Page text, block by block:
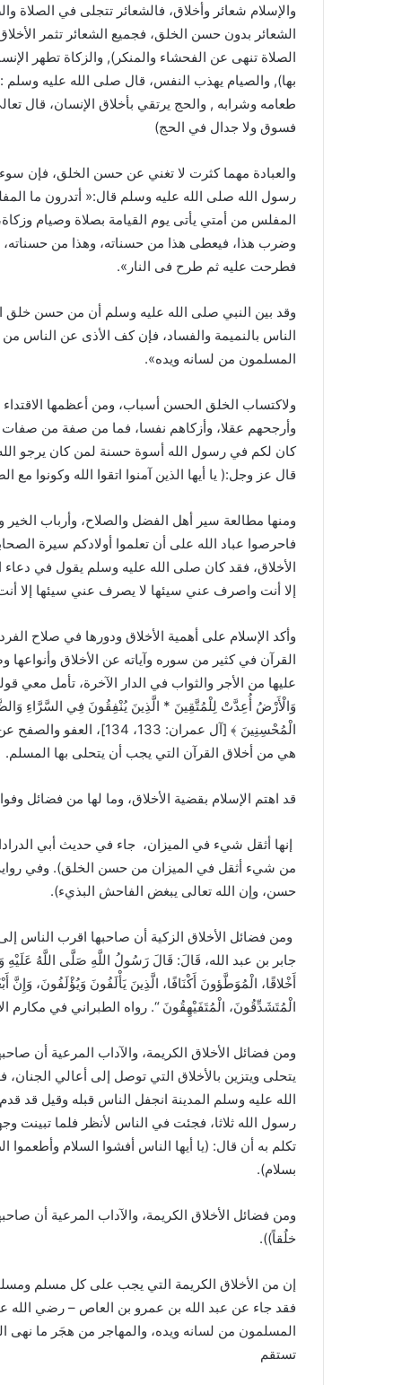
والإسلام شعائر وأخلاق، فالشعائر تتجلى في الصلاة
الشعائر بدون حسن الخلق، فجميع الشعائر تثمر
الصلاة تنهى عن الفحشاء والمنكر), والزكاة تطهر
بها), والصيام يهذب النفس، قال صلى الله عليه
طعامه وشرابه , والحج يرتقي بأخلاق الإنسان، قال
فسوق ولا جدال في الحج)
والعبادة مهما كثرت لا تغني عن حسن الخلق، فإن
رسول الله صلى الله عليه وسلم قال:« أتدرون ما
المفلس من أمتي يأتى يوم القيامة بصلاة وصيام
وضرب هذا، فيعطى هذا من حسناته، وهذا من
فطرحت عليه ثم طرح فى النار».
وقد بين النبي صلى الله عليه وسلم أن من حسن خلق
الناس بالنميمة والفساد، فإن كف الأذى عن الناس
المسلمون من لسانه ويده».
ولاكتساب الخلق الحسن أسباب، ومن أعظمها
وأرجحهم عقلا، وأزكاهم نفسا، فما من صفة من صفات
كان لكم في رسول الله أسوة حسنة لمن كان يرجو الله
قال عز وجل:( يا أيها الذين آمنوا اتقوا الله وكونوا مع
ومنها مطالعة سير أهل الفضل والصلاح، وأرباب الخير
فاحرصوا عباد الله على أن تعلموا أولادكم سيرة
الأخلاق، فقد كان صلى الله عليه وسلم يقول في دعاء
إلا أنت واصرف عني سيئها لا يصرف عني سيئها إلا
وأكد الإسلام على أهمية الأخلاق ودورها في صلاح
القرآن في كثير من سوره وآياته عن الأخلاق
عليها من الأجر والثواب في الدار الآخرة، تأمل
وَالْأَرْضُ أُعِدَّتْ لِلْمُتَّقِينَ * الَّذِينَ يُنْفِقُونَ فِي السَّرَّاءِ
الْمُحْسِنِينَ ﴾ [آل عمران:
هي من أخلاق القرآن التي يجب أن يتحلى بها المسلم.
قد اهتم الإسلام بقضية الأخلاق، وما لها من فضائل
إنها أثقل شيء في الميزان، جاء في حديث أبي
من شيء أثقل في الميزان من حسن الخلق). وفي
حسن، وإن الله تعالى يبغض الفاحش البذيء).
ومن فضائل الأخلاق الزكية أن صاحبها اقرب الناس
جابر بن عبد الله، قَالَ: قَالَ رَسُولُ اللَّهِ صَلَّى اللَّهُ
أَخْلاقًا، الْمُوَطَّؤونَ أَكْنَافًا، الَّذِينَ يَأْلَفُونَ وَيُؤْلَفُونَ،
الْمُتَشَدِّقُونَ، الْمُتَفَيْهِقُونَ “. رواه الطبراني في مكارم
ومن فضائل الأخلاق الكريمة، والآداب المرعية أن
يتحلى ويتزين بالأخلاق التي توصل إلى أعالي
الله عليه وسلم المدينة انجفل الناس قبله وقيل قد
رسول الله ثلاثا، فجئت في الناس لأنظر فلما
تكلم به أن قال: (يا أيها الناس أفشوا السلام وأطعموا
بسلام).
ومن فضائل الأخلاق الكريمة، والآداب المرعية أن
خلُقاً)).
إن من الأخلاق الكريمة التي يجب على كل مسلم
فقد جاء عن عبد الله بن عمرو بن العاص – رضي
المسلمون من لسانه ويده، والمهاجر من هجَر ما نهى
تستقم